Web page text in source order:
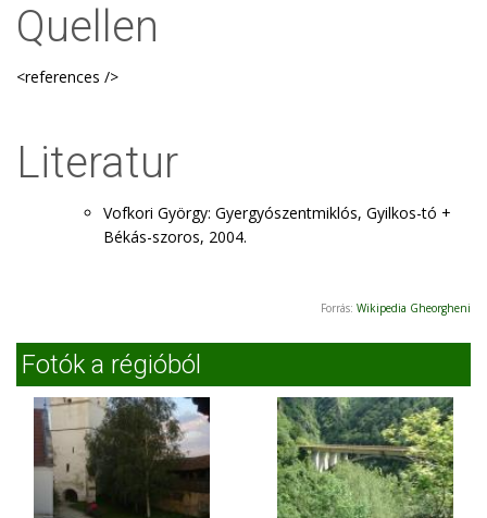
Quellen
<references />
Literatur
Vofkori György: Gyergyószentmiklós, Gyilkos-tó +
Békás-szoros, 2004.
Forrás: Wikipedia Gheorgheni
Fotók a régióból